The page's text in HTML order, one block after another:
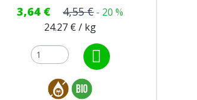
3,64 € 4,55 € - 20 %
24.27 € / kg